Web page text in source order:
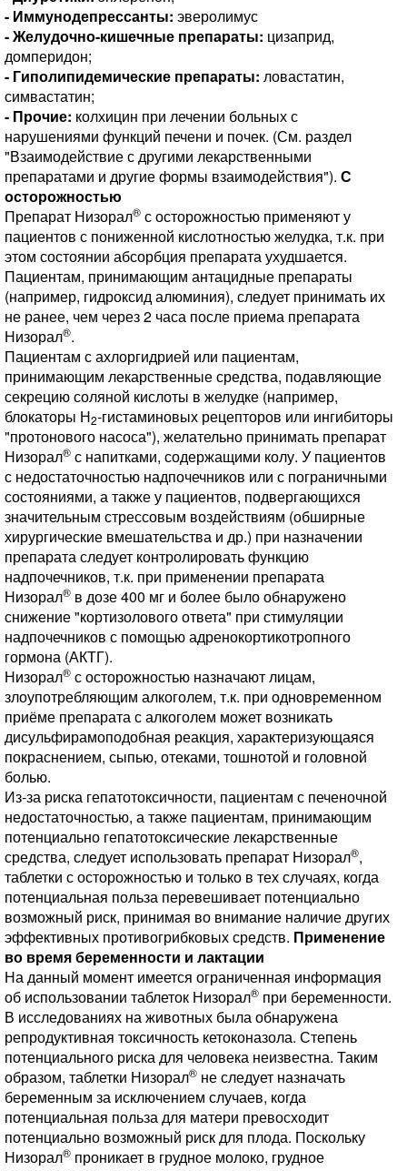
- Иммунодепрессанты: эверолимус
- Желудочно-кишечные препараты: цизаприд,
домперидон;
- Гиполипидемические препараты: ловастатин,
симвастатин;
- Прочие: колхицин при лечении больных с
нарушениями функций печени и почек. (См. раздел
"Взаимодействие с другими лекарственными
препаратами и другие формы взаимодействия"). С
осторожностью
Препарат Низорал® с осторожностью применяют у
пациентов с пониженной кислотностью желудка, т.к. при
этом состоянии абсорбция препарата ухудшается.
Пациентам, принимающим антацидные препараты
(например, гидроксид алюминия), следует принимать их
не ранее, чем через 2 часа после приема препарата
Низорал®.
Пациентам с ахлоргидрией или пациентам,
принимающим лекарственные средства, подавляющие
секрецию соляной кислоты в желудке (например,
блокаторы Н2-гистаминовых рецепторов или ингибиторы
"протонового насоса"), желательно принимать препарат
Низорал® с напитками, содержащими колу. У пациентов
с недостаточностью надпочечников или с пограничными
состояниями, а также у пациентов, подвергающихся
значительным стрессовым воздействиям (обширные
хирургические вмешательства и др.) при назначении
препарата следует контролировать функцию
надпочечников, т.к. при применении препарата
Низорал® в дозе 400 мг и более было обнаружено
снижение "кортизолового ответа" при стимуляции
надпочечников с помощью адренокортикотропного
гормона (АКТГ).
Низорал® с осторожностью назначают лицам,
злоупотребляющим алкоголем, т.к. при одновременном
приёме препарата с алкоголем может возникать
дисульфирамоподобная реакция, характеризующаяся
покраснением, сыпью, отеками, тошнотой и головной
болью.
Из-за риска гепатотоксичности, пациентам с печеночной
недостаточностью, а также пациентам, принимающим
потенциально гепатотоксические лекарственные
средства, следует использовать препарат Низорал®,
таблетки с осторожностью и только в тех случаях, когда
потенциальная польза перевешивает потенциально
возможный риск, принимая во внимание наличие других
эффективных противогрибковых средств. Применение
во время беременности и лактации
На данный момент имеется ограниченная информация
об использовании таблеток Низорал® при беременности.
В исследованиях на животных была обнаружена
репродуктивная токсичность кетоконазола. Степень
потенциального риска для человека неизвестна. Таким
образом, таблетки Низорал® не следует назначать
беременным за исключением случаев, когда
потенциальная польза для матери превосходит
потенциально возможный риск для плода. Поскольку
Низорал® проникает в грудное молоко, грудное